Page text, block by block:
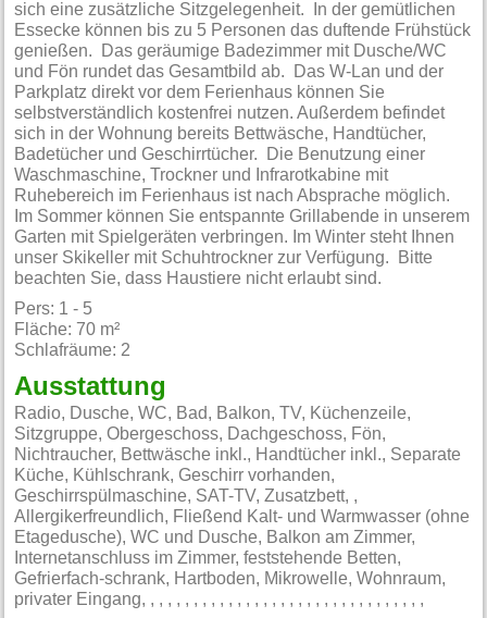
sich eine zusätzliche Sitzgelegenheit. In der gemütlichen
Essecke können bis zu 5 Personen das duftende Frühstück
genießen. Das geräumige Badezimmer mit Dusche/WC
und Fön rundet das Gesamtbild ab. Das W-Lan und der
Parkplatz direkt vor dem Ferienhaus können Sie
selbstverständlich kostenfrei nutzen. Außerdem befindet
sich in der Wohnung bereits Bettwäsche, Handtücher,
Badetücher und Geschirrtücher. Die Benutzung einer
Waschmaschine, Trockner und Infrarotkabine mit
Ruhebereich im Ferienhaus ist nach Absprache möglich.
Im Sommer können Sie entspannte Grillabende in unserem
Garten mit Spielgeräten verbringen. Im Winter steht Ihnen
unser Skikeller mit Schuhtrockner zur Verfügung. Bitte
beachten Sie, dass Haustiere nicht erlaubt sind.
Pers: 1 - 5
Fläche: 70 m²
Schlafräume: 2
Ausstattung
Radio, Dusche, WC, Bad, Balkon, TV, Küchenzeile,
Sitzgruppe, Obergeschoss, Dachgeschoss, Fön,
Nichtraucher, Bettwäsche inkl., Handtücher inkl., Separate
Küche, Kühlschrank, Geschirr vorhanden,
Geschirrspülmaschine, SAT-TV, Zusatzbett, ,
Allergikerfreundlich, Fließend Kalt- und Warmwasser (ohne
Etagedusche), WC und Dusche, Balkon am Zimmer,
Internetanschluss im Zimmer, feststehende Betten,
Gefrierfach-schrank, Hartboden, Mikrowelle, Wohnraum,
privater Eingang, , , , , , , , , , , , , , , , , , , , , , , , , , , , , , , , ,